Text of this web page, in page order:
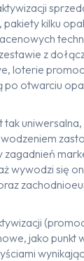
kilku
z
loterie
po otwarciu
tak
zagadnień
wywodzi się
jako punkt